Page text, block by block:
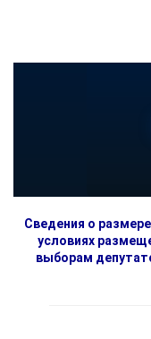
Сведения о
условиях
выборам